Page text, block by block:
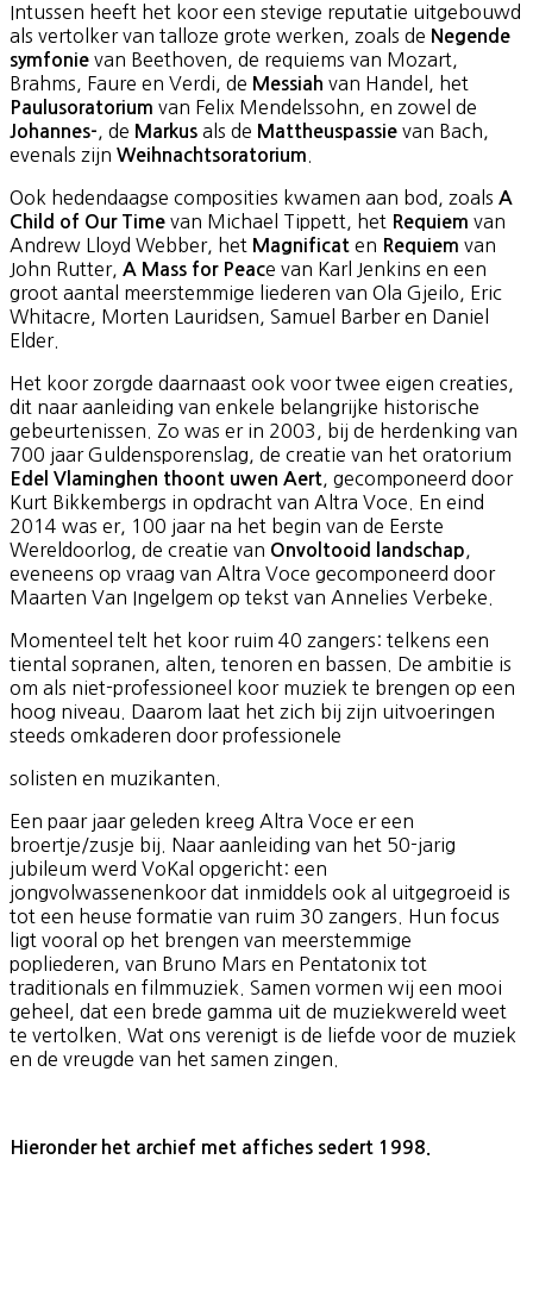
Intussen heeft het koor een stevige reputatie uitgebouwd
als vertolker van talloze grote werken, zoals de Negende
symfonie van Beethoven, de requiems van Mozart,
Brahms, Faure en Verdi, de Messiah van Handel, het
Paulusoratorium van Felix Mendelssohn, en zowel de
Johannes- , de Markus als de Mattheuspassie van Bach,
evenals zijn Weihnachtsoratorium
Ook hedendaagse composities kwamen aan bod, zoals A
Child of Our Time van Michael Tippett, het Requiem van
Andrew Lloyd Webber, het Magnificat en Requiem van
John Rutter, A Mass for Peace van Karl Jenkins en een
groot aantal meerstemmige liederen van Ola Gjeilo, Eric
Whitacre, Morten Lauridsen, Samuel Barber en Daniel
Elder.
Het koor zorgde daarnaast ook voor twee eigen creaties,
dit naar aanleiding van enkele belangrijke historische
gebeurtenissen. Zo was er in 2003, bij de herdenking van
700 jaar Guldensporenslag, de creatie van het oratorium
Edel Vlaminghen thoont uwen Aert , gecomponeerd door
Kurt Bikkembergs in opdracht van Altra Voce. En eind
2014 was er, 100 jaar na het begin van de Eerste
Wereldoorlog, de creatie van Onvoltooid landschap
eveneens op vraag van Altra Voce gecomponeerd door
Maarten Van Ingelgem op tekst van Annelies Verbeke.
Momenteel telt het koor ruim 40 zangers: telkens een
tiental sopranen, alten, tenoren en bassen. De ambitie is
om als niet-professioneel koor muziek te brengen op een
hoog niveau. Daarom laat het zich bij zijn uitvoeringen
steeds omkaderen door professionele
solisten en muzikanten.
Een paar jaar geleden kreeg Altra Voce er een
broertje/zusje bij. Naar aanleiding van het 50-jarig
jubileum werd VoKal opgericht: een
jongvolwassenenkoor dat inmiddels ook al uitgegroeid is
tot een heuse formatie van ruim 30 zangers. Hun focus
ligt vooral op het brengen van meerstemmige
popliederen, van Bruno Mars en Pentatonix tot
traditionals en filmmuziek. Samen vormen wij een mooi
geheel, dat een brede gamma uit de muziekwereld weet
te vertolken. Wat ons verenigt is de liefde voor de muziek
en de vreugde van het samen zingen.
Hieronder het archief met affiches sedert 1998.